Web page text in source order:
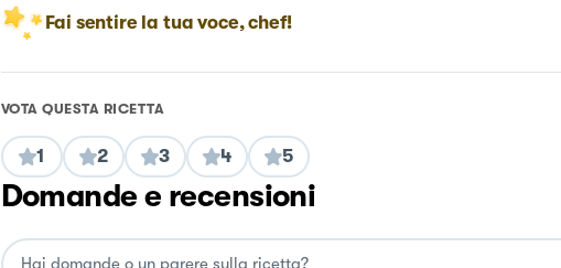
Fai sentire la tua voce, chef!
VOTA QUESTA RICETTA
1 2 3 4 5
Domande e recensioni